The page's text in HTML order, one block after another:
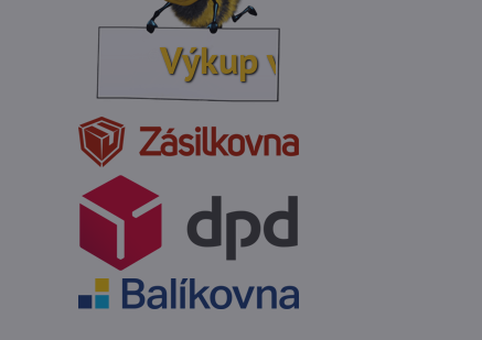
Výkup vosku: 200Kč / 1kg